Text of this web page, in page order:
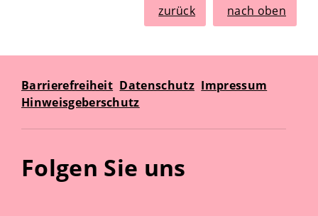
zurück nach oben
Barrierefreiheit Datenschutz Impressum
Hinweisgeberschutz
Folgen Sie uns